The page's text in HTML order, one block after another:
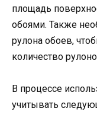
площадь
обоями. Также
рулона обоев,
количество
В процессе
учитывать